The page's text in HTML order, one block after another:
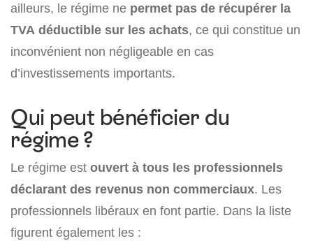
ailleurs, le régime ne permet pas de récupérer la
TVA déductible sur les achats, ce qui constitue un
inconvénient non négligeable en cas
d’investissements importants.
Qui peut bénéficier du
régime ?
Le régime est ouvert à tous les professionnels
déclarant des revenus non commerciaux. Les
professionnels libéraux en font partie. Dans la liste
figurent également les :